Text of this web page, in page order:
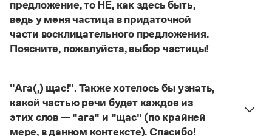
Словарь-справочник трудностей
Справочник по фразеологии
Азбучные истины
Словарь-справочник непростые слова
Все справочники портала
Журнал
Новости и события
предложение, то НЕ, как здесь быть,
ведь у меня частица в придаточной
части восклицательного предложения.
Поясните, пожалуйста, выбор частицы!
Правильно:Где бы ты ни был, помни о своих
восклицательных предложениях: Где ты только
не был!
"Ага(,) щас!". Также хотелось бы узнать,
какой частью речи будет каждое из
этих слов — "ага" и "щас" (по крайней
мере, в данном контексте). Спасибо!